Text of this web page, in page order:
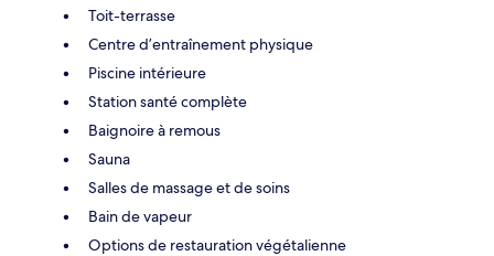
Toit-terrasse
Centre d’entraînement physique
Piscine intérieure
Station santé complète
Baignoire à remous
Sauna
Salles de massage et de soins
Bain de vapeur
Options de restauration végétalienne